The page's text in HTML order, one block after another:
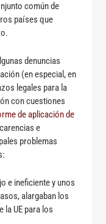
común de
países que
denuncias
(en especial, en
legales para la
con cuestiones
de aplicación de
e
problemas
e ineficiente y unos
alargaban los
la UE para los